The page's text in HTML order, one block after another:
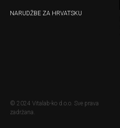
NARUDŽBE ZA HRVATSKU
© 2024 Vitalab-ko d.o.o. Sve prava
zadržana.